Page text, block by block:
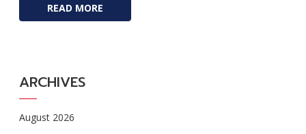
READ MORE
ARCHIVES
August 2026